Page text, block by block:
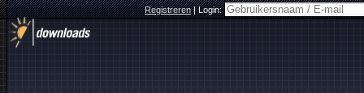
Registreren|Login: